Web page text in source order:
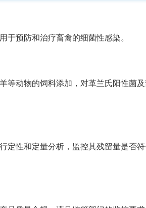
预防和治疗畜禽的细菌性感染。
等动物的饲料添加，对革兰氏阳性菌
定性和定量分析，监控其残留量是否